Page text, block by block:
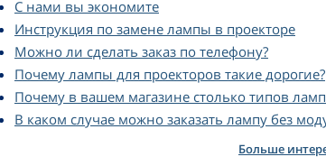
С нами вы экономите
Инструкция по замене лампы в проекторе
Можно ли сделать заказ по телефону?
Почему лампы для проекторов такие дорогие?
Почему в вашем магазине столько типов
В каком случае можно заказать лампу без
Больше